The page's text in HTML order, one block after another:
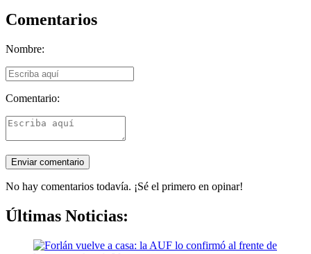
Comentarios
Nombre:
Comentario:
No hay comentarios todavía. ¡Sé el primero en opinar!
Últimas Noticias: